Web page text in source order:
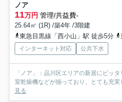
ノア
11万円 管理/共益費-
25.64㎡ (1R) /築4年 /3階建
東急目黒線「西小山」駅 徒歩5分
インターネット対応 公共下水
「ノア」：品川区エリアの新居にピッ
室乾燥機などが揃っており、とても充
見る